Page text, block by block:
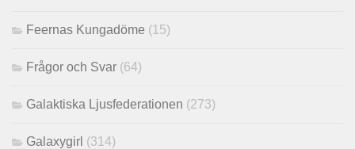
Feernas Kungadöme (15)
Frågor och Svar (64)
Galaktiska Ljusfederationen (273)
Galaxygirl (314)